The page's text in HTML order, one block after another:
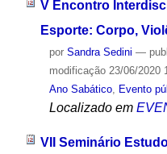
V Encontro
Esporte: Corpo,
por Sandra Sedini —
modificação23/06/2020
Ano Sabático, Evento
Localizado em
VII Seminário